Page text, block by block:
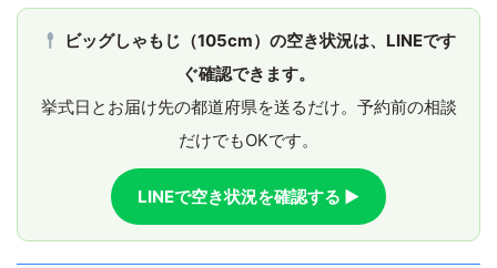
ビッグしゃもじ（105cm）の空き状況は、LINEです
ぐ確認できます。
挙式日とお届け先の都道府県を送るだけ。予約前の相談
だけでもOKです。
LINEで空き状況を確認する ▶